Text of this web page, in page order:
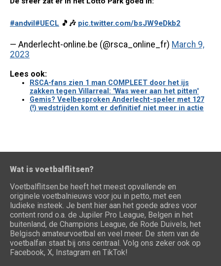
#andvil#UECL 🎵🎶 pic.twitter.com/bsJW9eDkb2
— Anderlecht-online.be (@rsca_online_fr) March 9,
2023
Lees ook:
RSCA-fans zien 1 man COMPLEET door het ijs
zakken tegen Villarreal: "Was weer aan het pitten"
Gemis? Veelbesproken Anderlecht-speler met 127
(!) wedstrijden komt er definitief niet meer in actie
Wat is voetbalflitsen?
Voetbalflitsen.be heeft het meest opvallende en
originele voetbalnieuws voor jou in petto, met een
ludieke insteek. Je bent hier aan het goede adres voor
content rond o.a. de Jupiler Pro League, Belgen in het
buitenland, de Champions League, de Rode Duivels, het
Belgisch amateurvoetbal en veel meer. De stem van de
voetbalfan staat bij ons centraal. Volg ons zeker ook op
Facebook, X, Instagram en TikTok!